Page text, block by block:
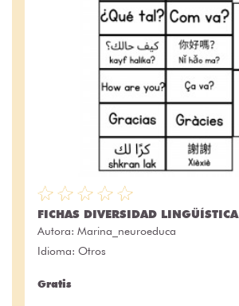
FICHAS DIVERSIDAD LINGÜÍSTICA
Autora: Marina_neuroeduca
Idioma: Otros
Gratis